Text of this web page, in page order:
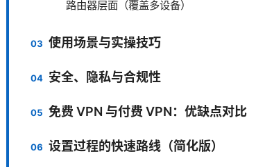
路由器层面（覆盖多设备）
使用场景与实操技巧
安全、隐私与合规性
免费 VPN 与付费 VPN：优缺点对比
设置过程的快速路线（简化版）